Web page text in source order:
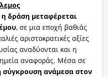
η δράση μεταφέρεται
, σε μια εποχή βαθιάς
αριστοκρατικές αξίες
αναδύονται και η
αναφοράς. Μέσα σε
σύγκρουση ανάμεσα στον